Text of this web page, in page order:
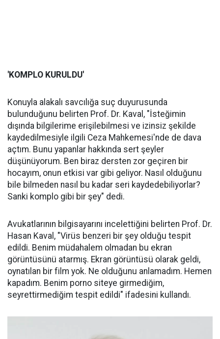
'KOMPLO KURULDU'
Konuyla alakalı savcılığa suç duyurusunda
bulunduğunu belirten Prof. Dr. Kaval, "İsteğimin
dışında bilgilerime erişilebilmesi ve izinsiz şekilde
kaydedilmesiyle ilgili Ceza Mahkemesi'nde de dava
açtım. Bunu yapanlar hakkında sert şeyler
düşünüyorum. Ben biraz dersten zor geçiren bir
hocayım, onun etkisi var gibi geliyor. Nasıl olduğunu
bile bilmeden nasıl bu kadar seri kaydedebiliyorlar?
Sanki komplo gibi bir şey" dedi.
Avukatlarının bilgisayarını incelettiğini belirten Prof. Dr.
Hasan Kaval, "Virüs benzeri bir şey olduğu tespit
edildi. Benim müdahalem olmadan bu ekran
görüntüsünü atarmış. Ekran görüntüsü olarak geldi,
oynatılan bir film yok. Ne olduğunu anlamadım. Hemen
kapadım. Benim porno siteye girmediğim,
seyrettirmediğim tespit edildi" ifadesini kullandı.